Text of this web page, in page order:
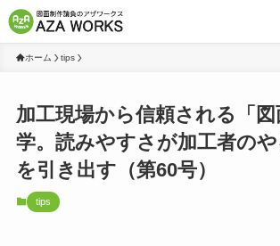
ホーム tips
加工現場から信頼される「
学。読みやすさが加工者の
を引き出す（第60号）
tips